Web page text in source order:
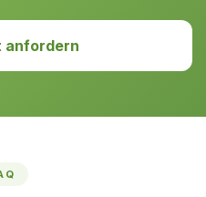
anfordern